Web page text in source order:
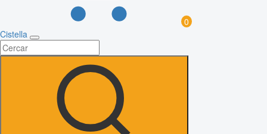
0
Cistella